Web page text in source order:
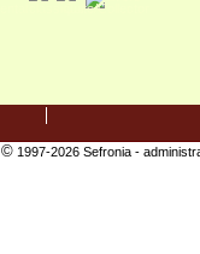
Culte/Collector
©1997-2026 Sefronia -